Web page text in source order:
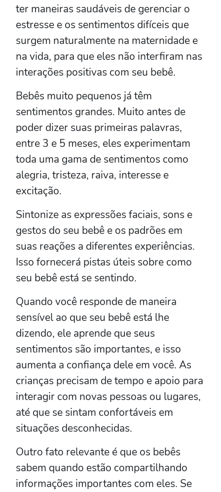
ter maneiras saudáveis ​​de gerenciar o
estresse e os sentimentos difíceis que
surgem naturalmente na maternidade e
na vida, para que eles não interfiram nas
interações positivas com seu bebê.
Bebês muito pequenos já têm
sentimentos grandes. Muito antes de
poder dizer suas primeiras palavras,
entre 3 e 5 meses, eles experimentam
toda uma gama de sentimentos como
alegria, tristeza, raiva, interesse e
excitação.
Sintonize as expressões faciais, sons e
gestos do seu bebê e os padrões em
suas reações a diferentes experiências.
Isso fornecerá pistas úteis sobre como
seu bebê está se sentindo.
Quando você responde de maneira
sensível ao que seu bebê está lhe
dizendo, ele aprende que seus
sentimentos são importantes, e isso
aumenta a confiança dele em você. As
crianças precisam de tempo e apoio para
interagir com novas pessoas ou lugares,
até que se sintam confortáveis em
situações desconhecidas.
Outro fato relevante é que os bebês
sabem quando estão compartilhando
informações importantes com eles. Se